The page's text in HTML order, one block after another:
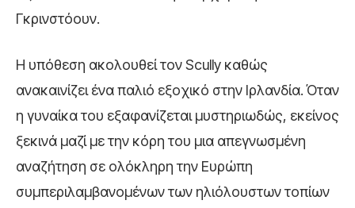
Γκρινστόουν.
Η υπόθεση ακολουθεί τον Scully καθώς
ανακαινίζει ένα παλιό εξοχικό στην Ιρλανδία. Όταν
η γυναίκα του εξαφανίζεται μυστηριωδώς, εκείνος
ξεκινά μαζί με την κόρη του μια απεγνωσμένη
αναζήτηση σε ολόκληρη την Ευρώπη
συμπεριλαμβανομένων των ηλιόλουστων τοπίων